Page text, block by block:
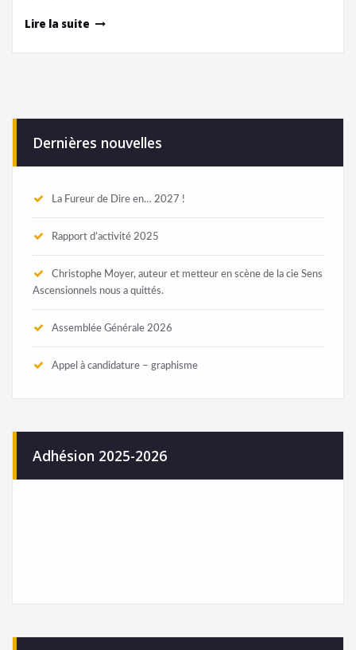
Lire la suite
Dernières nouvelles
La Fureur de Dire en… 2027 !
Rapport d’activité 2025
Christophe Moyer, auteur et metteur en scène de la cie Sens
Ascensionnels nous a quittés.
Assemblée Générale 2026
Appel à candidature – graphisme
Adhésion 2025-2026